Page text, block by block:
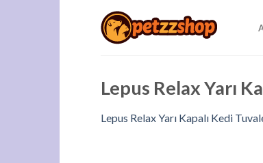
Lepus Relax Yarı
Lepus Relax Yarı Kapalı Kedi